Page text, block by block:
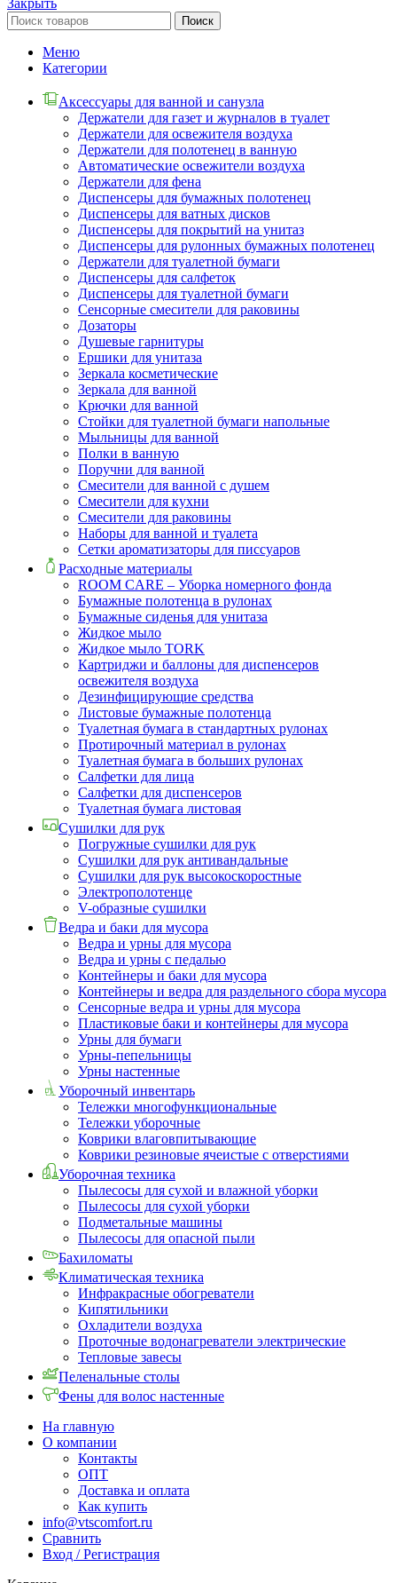
Закрыть
Поиск
Меню
Категории
Аксессуары для ванной и санузла
Держатели для газет и журналов в туалет
Держатели для освежителя воздуха
Держатели для полотенец в ванную
Автоматические освежители воздуха
Держатели для фена
Диспенсеры для бумажных полотенец
Диспенсеры для ватных дисков
Диспенсеры для покрытий на унитаз
Диспенсеры для рулонных бумажных полотенец
Держатели для туалетной бумаги
Диспенсеры для салфеток
Диспенсеры для туалетной бумаги
Сенсорные смесители для раковины
Дозаторы
Душевые гарнитуры
Ершики для унитаза
Зеркала косметические
Зеркала для ванной
Крючки для ванной
Стойки для туалетной бумаги напольные
Мыльницы для ванной
Полки в ванную
Поручни для ванной
Смесители для ванной с душем
Смесители для кухни
Смесители для раковины
Наборы для ванной и туалета
Сетки ароматизаторы для писсуаров
Расходные материалы
ROOM CARE – Уборка номерного фонда
Бумажные полотенца в рулонах
Бумажные сиденья для унитаза
Жидкое мыло
Жидкое мыло TORK
Картриджи и баллоны для диспенсеров
освежителя воздуха
Дезинфицирующие средства
Листовые бумажные полотенца
Туалетная бумага в стандартных рулонах
Протирочный материал в рулонах
Туалетная бумага в больших рулонах
Салфетки для лица
Салфетки для диспенсеров
Туалетная бумага листовая
Сушилки для рук
Погружные сушилки для рук
Сушилки для рук антивандальные
Сушилки для рук высокоскоростные
Электрополотенце
V-образные сушилки
Ведра и баки для мусора
Ведра и урны для мусора
Ведра и урны с педалью
Контейнеры и баки для мусора
Контейнеры и ведра для раздельного сбора мусора
Сенсорные ведра и урны для мусора
Пластиковые баки и контейнеры для мусора
Урны для бумаги
Урны-пепельницы
Урны настенные
Уборочный инвентарь
Тележки многофункциональные
Тележки уборочные
Коврики влаговпитывающие
Коврики резиновые ячеистые с отверстиями
Уборочная техника
Пылесосы для сухой и влажной уборки
Пылесосы для сухой уборки
Подметальные машины
Пылесосы для опасной пыли
Бахиломаты
Климатическая техника
Инфракрасные обогреватели
Кипятильники
Охладители воздуха
Проточные водонагреватели электрические
Тепловые завесы
Пеленальные столы
Фены для волос настенные
На главную
О компании
Контакты
ОПТ
Доставка и оплата
Как купить
info@vtscomfort.ru
Сравнить
Вход / Регистрация